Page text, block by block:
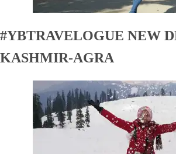
#YBTRAVELOGUE NEW
KASHMIR-AGRA